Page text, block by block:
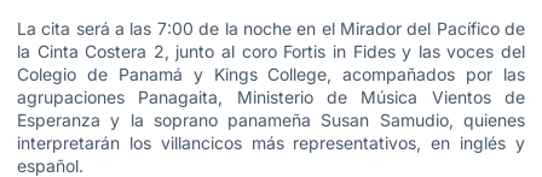
La cita será a las 7:00 de la noche en el Mirador del Pacífico de
la Cinta Costera 2, junto al coro Fortis in Fides y las voces del
Colegio de Panamá y Kings College, acompañados por las
agrupaciones Panagaita, Ministerio de Música Vientos de
Esperanza y la soprano panameña Susan Samudio, quienes
interpretarán los villancicos más representativos, en inglés y
español.